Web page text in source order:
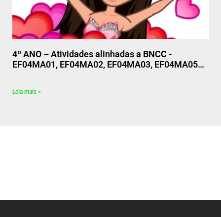
4º ANO – Atividades alinhadas a BNCC -
EF04MA01, EF04MA02, EF04MA03, EF04MA05…
Leia mais »